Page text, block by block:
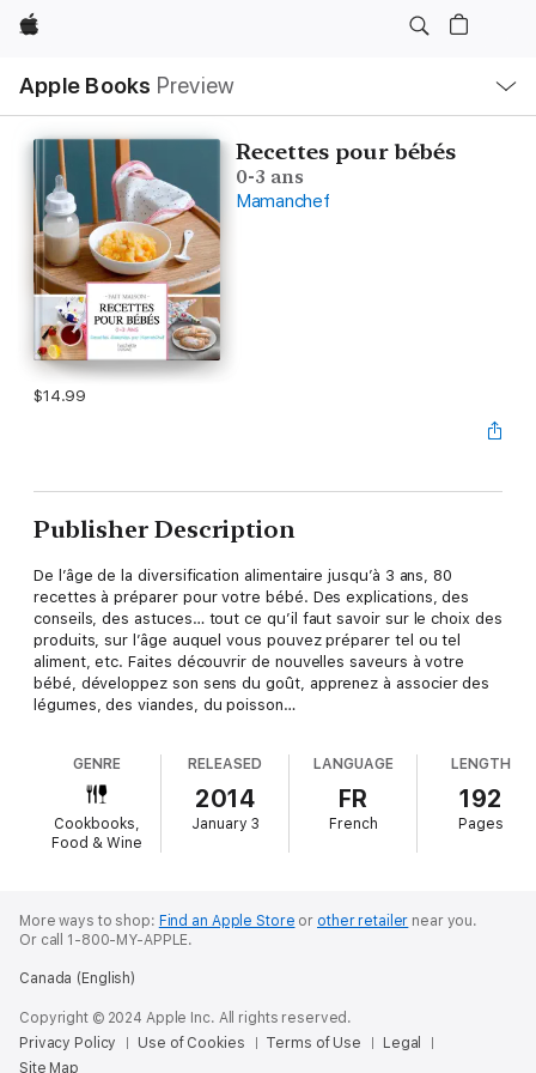
Apple
Apple Books Preview
Nav
Open
Menu
Recettes pour bébés
0-3 ans
Mamanchef
$14.99
Publisher Description
De l’âge de la diversification alimentaire jusqu’à 3 ans, 80
recettes à préparer pour votre bébé. Des explications, des
conseils, des astuces… tout ce qu’il faut savoir sur le choix des
produits, sur l’âge auquel vous pouvez préparer tel ou tel
aliment, etc. Faites découvrir de nouvelles saveurs à votre
bébé, développez son sens du goût, apprenez à associer des
légumes, des viandes, du poisson…
GENRE
Cookbooks,
Food & Wine
RELEASED
2014
January 3
LANGUAGE
FR
French
LENGTH
192
Pages
More ways to shop: Find an Apple Store or other retailer near you.
Or call 1-800-MY-APPLE.
Canada (English)
Copyright © 2024 Apple Inc. All rights reserved.
Privacy Policy
Use of Cookies Terms of Use
Legal
Site Map